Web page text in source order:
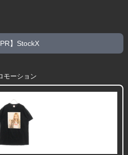
PR】StockX
モーション